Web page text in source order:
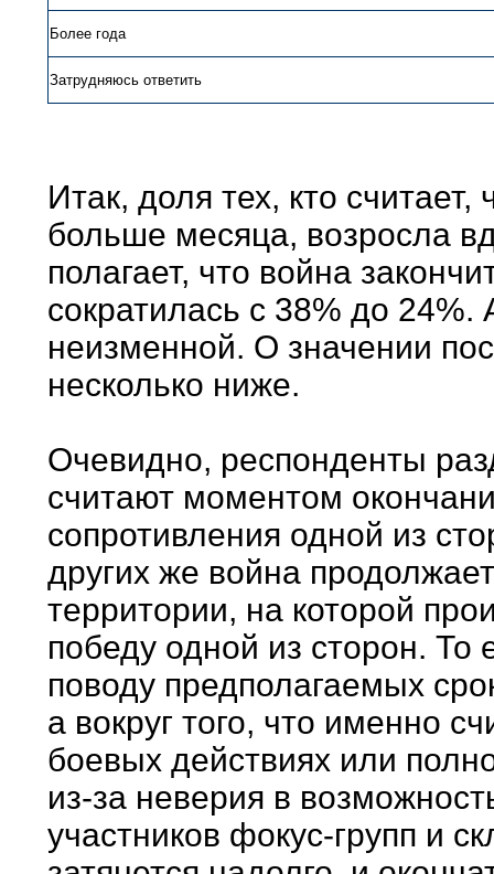
Более года
Затрудняюсь ответить
Итак, доля тех, кто
больше месяца, возросла
полагает, что война
сократилась с 38% до 24%.
неизменной. О значении
несколько ниже.
Очевидно, респонденты
считают моментом
сопротивления одной из
других же война
территории, на которой
победу одной из сторон. То
поводу предполагаемых
а вокруг того, что именно
боевых действиях или
из-за неверия в
участников фокус-групп и